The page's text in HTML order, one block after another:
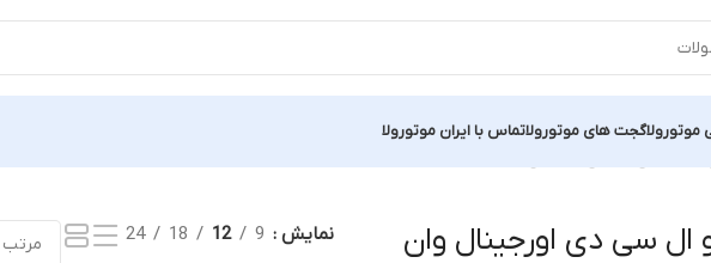
گجت های موتورولاتماس با ایران موتورولا
ال سی دی اورجینال وان
نمایش 9
12
18
24